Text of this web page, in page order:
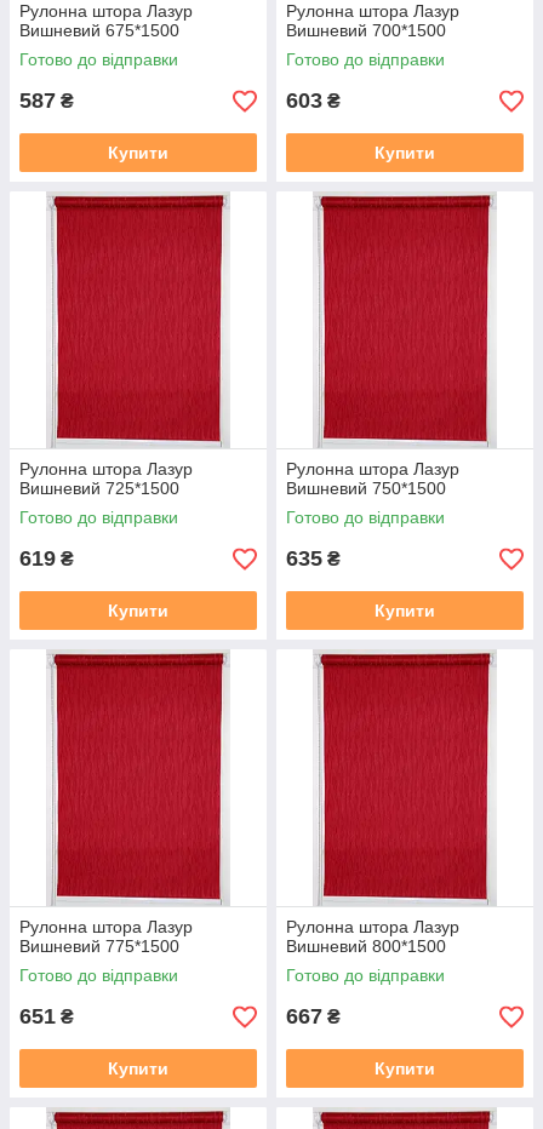
Рулонна штора Лазур
Вишневий 675*1500
Готово до відправки
587 ₴
Купити
Рулонна штора Лазур
Вишневий 700*1500
Готово до відправки
603 ₴
Купити
Рулонна штора Лазур
Вишневий 725*1500
Готово до відправки
619 ₴
Купити
Рулонна штора Лазур
Вишневий 750*1500
Готово до відправки
635 ₴
Купити
Рулонна штора Лазур
Вишневий 775*1500
Готово до відправки
651 ₴
Купити
Рулонна штора Лазур
Вишневий 800*1500
Готово до відправки
667 ₴
Купити